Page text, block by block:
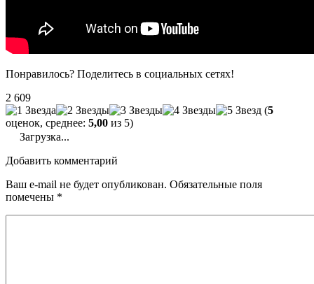
Понравилось? Поделитесь в социальных сетях!
2 609
(5
оценок, среднее: 5,00 из 5)
Загрузка...
Добавить комментарий
Ваш e-mail не будет опубликован. Обязательные поля
помечены *